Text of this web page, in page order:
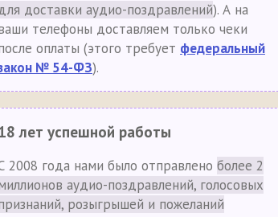
доставки аудио-поздравлений). А на
телефоны доставляем только чеки
оплаты (этого требует федеральный
№ 54-ФЗ).
лет успешной работы
2008 года нами было отправлено более 2
аудио-поздравлений, голосовых
розыгрышей и пожеланий